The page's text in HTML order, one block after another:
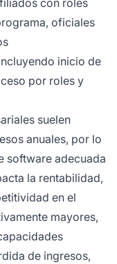
con roles
oficiales
inicio de
por roles y
suelen
anuales, por lo
software adecuada
la rentabilidad,
en el
mayores,
de ingresos,